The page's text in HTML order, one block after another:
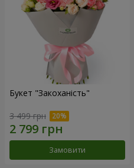
Букет "Закоханість"
3 499 грн
Замовити